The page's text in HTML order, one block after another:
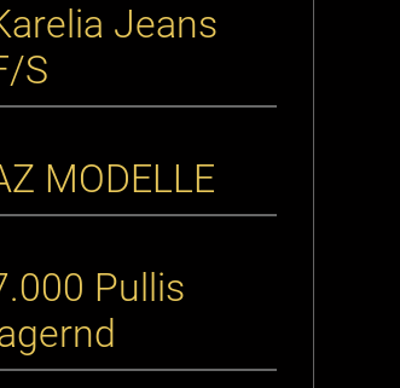
Jeans
S
MODELLE
Pullis